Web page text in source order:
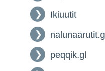
Ikiuutit
nalunaarutit.gl
peqqik.gl